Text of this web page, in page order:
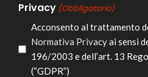
Privacy (Obbligatorio)
Acconsento al trattamento
Normativa Privacyai sensi
196/2003 e dell’art. 13
(“GDPR”)